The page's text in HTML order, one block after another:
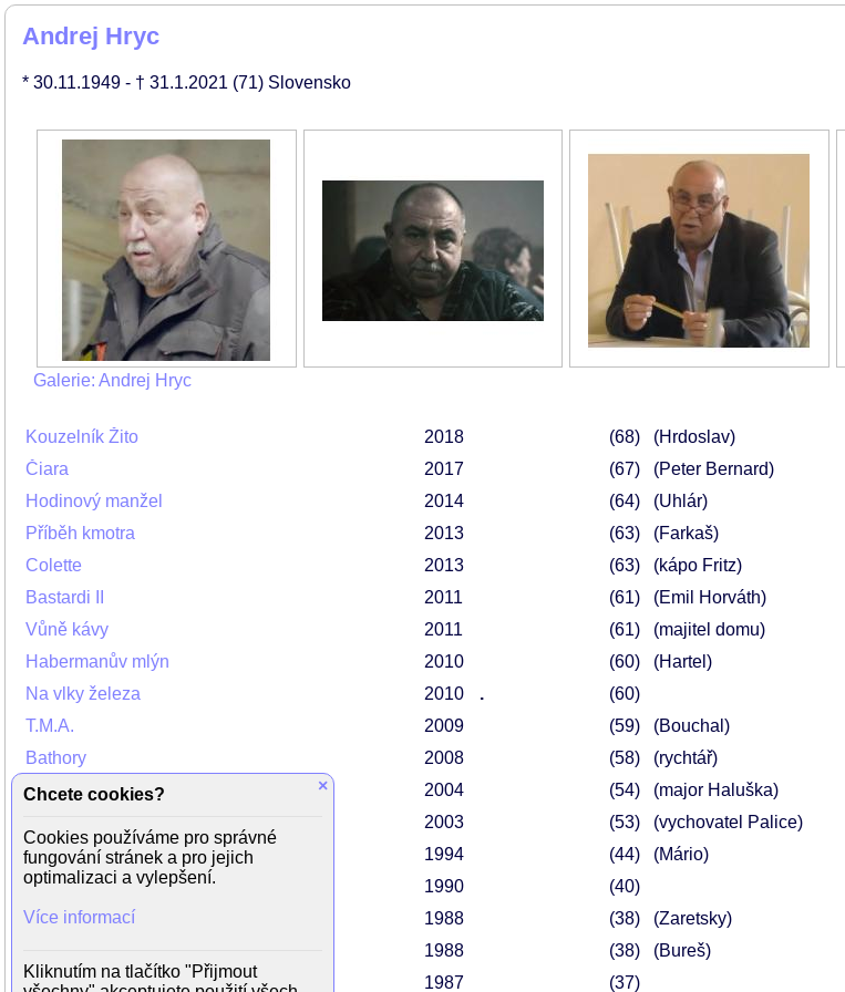
Andrej Hryc
* 30.11.1949 - † 31.1.2021 (71) Slovensko
Galerie: Andrej Hryc
Kouzelník Žito 2018 68
(Hrdoslav)
Čiara
2017 67
(Peter Bernard)
Hodinový manžel
2014 64
(Uhlár)
Příběh kmotra
2013 63
(Farkaš)
Colette
2013 63
(kápo Fritz)
Bastardi II
2011 61
(Emil Horváth)
Vůně kávy
2011 61
(majitel domu)
Habermanův mlýn
2010 60
(Hartel)
Na vlky železa
2010 .
60
T.M.A.
2009 59
(Bouchal)
Bathory
2008 58
(rychtář)
Černí baroni (seriál)
2004 54
(major Haluška)
2003 53
(vychovatel Palice)
Vášnivý polibek
1994 44
(Mário)
Svědek umírajícího času
1990
40
Evžen Oněgin
1988 38
(Zaretsky)
1988 38
(Bureš)
Uloupené dětství
1987 37
×
Chcete cookies?
Cookies používáme pro správné
fungování stránek a pro jejich
optimalizaci a vylepšení.
Více informací
Kliknutím na tlačítko "Přijmout